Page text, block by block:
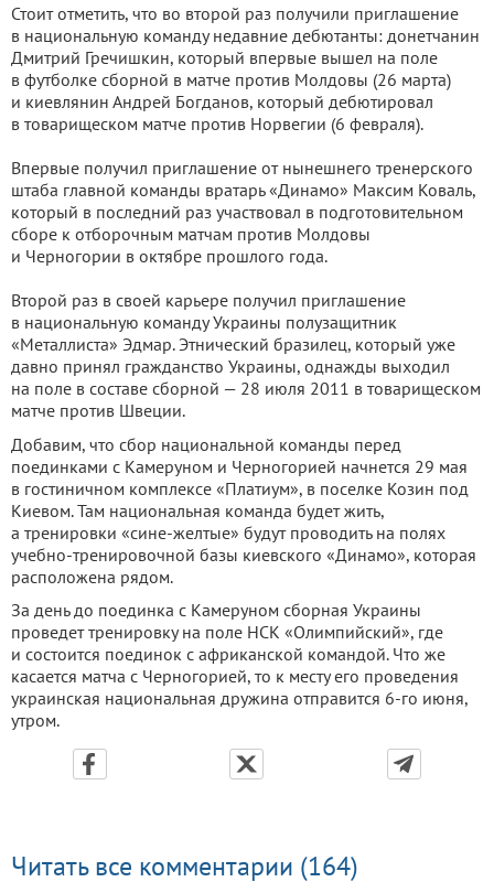
Стоит отметить, что во второй раз получили приглашение
в национальную команду недавние дебютанты: донетчанин
Дмитрий Гречишкин, который впервые вышел на поле
в футболке сборной в матче против Молдовы (26 марта)
и киевлянин Андрей Богданов, который дебютировал
в товарищеском матче против Норвегии (6 февраля).
Впервые получил приглашение от нынешнего тренерского
штаба главной команды вратарь «Динамо» Максим Коваль,
который в последний раз участвовал в подготовительном
сборе к отборочным матчам против Молдовы
и Черногории в октябре прошлого года.
Второй раз в своей карьере получил приглашение
в национальную команду Украины полузащитник
«Металлиста» Эдмар. Этнический бразилец, который уже
давно принял гражданство Украины, однажды выходил
на поле в составе сборной — 28 июля 2011 в товарищеском
матче против Швеции.
Добавим, что сбор национальной команды перед
поединками с Камеруном и Черногорией начнется 29 мая
в гостиничном комплексе «Платиум», в поселке Козин под
Киевом. Там национальная команда будет жить,
а тренировки «сине-желтые» будут проводить на полях
учебно-тренировочной базы киевского «Динамо», которая
расположена рядом.
За день до поединка с Камеруном сборная Украины
проведет тренировку на поле НСК «Олимпийский», где
и состоится поединок с африканской командой. Что же
касается матча с Черногорией, то к месту его проведения
украинская национальная дружина отправится 6-го июня,
утром.
Читать все комментарии (164)